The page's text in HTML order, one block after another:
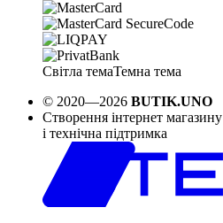
Світла темаТемна тема
© 2020—2026 BUTIK.UNO
Створення інтернет магазину
і технічна підтримка